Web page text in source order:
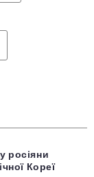
росіяни
Кореї